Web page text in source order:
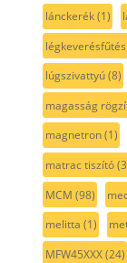
lánckerék(1)
légkeverésfűtés
lúgszivattyú(8)
magasság
magnetron(1)
matrac tiszító
MCM (98)
melitta (1)
MFW45XXX(24)